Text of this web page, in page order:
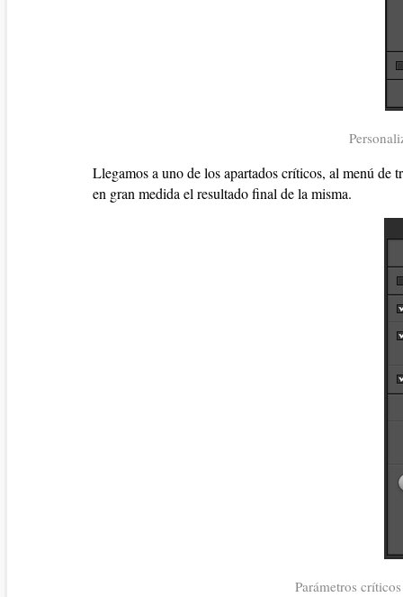
Llegamos a uno de los apartados críticos, al menú de
en gran medida el resultado final de la misma.
Parámetros